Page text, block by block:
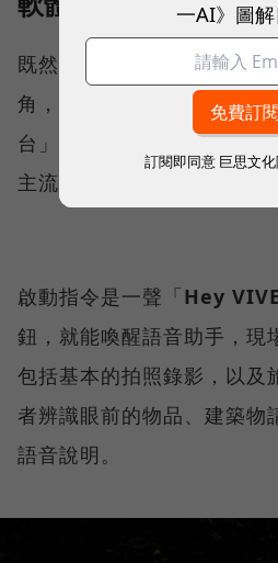
既然是AI智慧眼鏡，AI自然
角，HTC VIVE Eagle採HTC
台」，可串接Google
主流大型語言模型，使用者
啟動指令是一聲「Hey VIVE
鈕，就能喚醒語音助手，現
包括基本的拍照錄影，以及
者辨識眼前的物品、建築物
語音說明。
一AI》圖
訂閱即同意 巨思文